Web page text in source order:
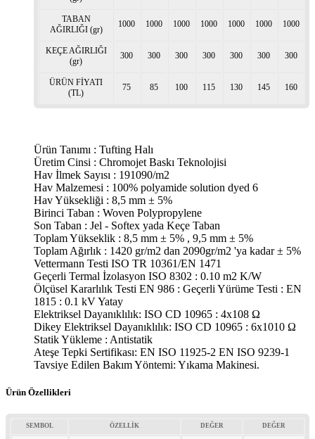
TABAN
AĞIRLIĞI (gr)
1000 1000 1000 1000 1000 1000 1000
KEÇE AĞIRLIĞI
(gr)
300 300 300 300 300 300 300
ÜRÜN FİYATI
(TL)
75 85 100 115 130 145 160
Ürün Tanımı : Tufting Halı
Üretim Cinsi : Chromojet Baskı Teknolojisi
Hav İlmek Sayısı : 191090/m2
Hav Malzemesi : 100% polyamide solution dyed 6
Hav Yüksekliği : 8,5 mm ± 5%
Birinci Taban : Woven Polypropylene
Son Taban : Jel - Softex yada Keçe Taban
Toplam Yükseklik : 8,5 mm ± 5% , 9,5 mm ± 5%
Toplam Ağırlık : 1420 gr/m2 dan 2090gr/m2 'ya kadar ± 5%
Vettermann Testi ISO TR 10361/EN 1471
Geçerli Termal İzolasyon ISO 8302 : 0.10 m2 K/W
Ölçüsel Kararlılık Testi EN 986 : Geçerli Yürüme Testi : EN
1815 : 0.1 kV Yatay
Elektriksel Dayanıklılık: ISO CD 10965 : 4x108 Ω
Dikey Elektriksel Dayanıklılık: ISO CD 10965 : 6x1010 Ω
Statik Yükleme : Antistatik
Ateşe Tepki Sertifikası: EN ISO 11925-2 EN ISO 9239-1
Tavsiye Edilen Bakım Yöntemi: Yıkama Makinesi.
Ürün Özellikleri
SEMBOL ÖZELLİK DEĞER DEĞER